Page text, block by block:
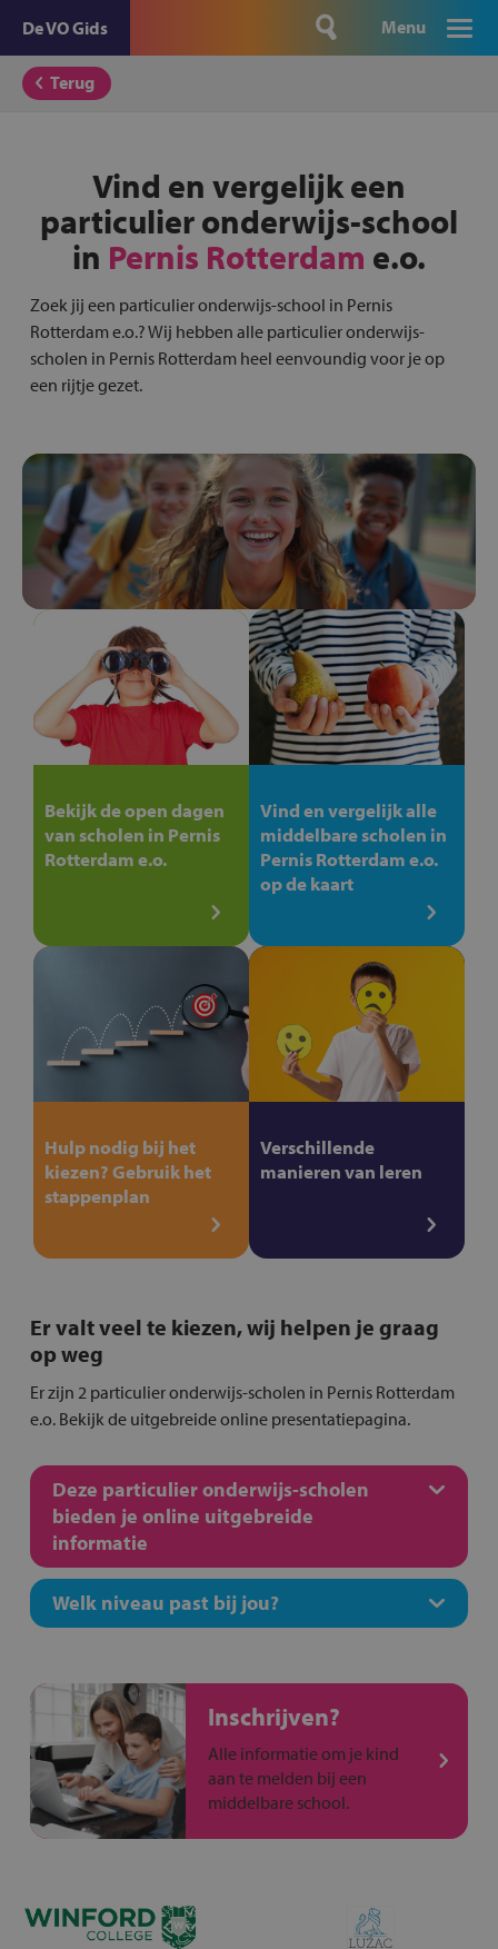
De VO Gids Menu
Terug
Vind en vergelijk een
particulier onderwijs-school
in Pernis Rotterdam e.o.
Zoek jij een particulier onderwijs-school in Pernis
Rotterdam e.o.? Wij hebben alle particulier onderwijs-
scholen in Pernis Rotterdam heel eenvoundig voor je op
een rijtje gezet.
Bekijk de open dagen
van scholen in Pernis
Rotterdam e.o.
Vind en vergelijk alle
middelbare scholen in
Pernis Rotterdam e.o.
op de kaart
Hulp nodig bij het
kiezen? Gebruik het
stappenplan
Verschillende
manieren van leren
Er valt veel te kiezen, wij helpen je graag
op weg
Er zijn 2 particulier onderwijs-scholen in Pernis Rotterdam
e.o. Bekijk de uitgebreide online presentatiepagina.
Deze particulier onderwijs-scholen
bieden je online uitgebreide
informatie
Welk niveau past bij jou?
Inschrijven?
Alle informatie om je kind
aan te melden bij een
middelbare school.